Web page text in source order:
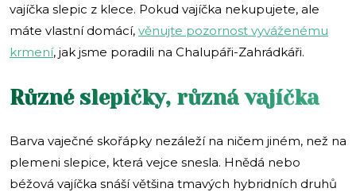
vajíčka slepic z klece. Pokud vajíčka nekupujete, ale
máte vlastní domácí, věnujte pozornost vyváženému
krmení, jak jsme poradili na Chalupáři-Zahrádkáři.
Různé slepičky, různá vajíčka
Barva vaječné skořápky nezáleží na ničem jiném, než na
plemeni slepice, která vejce snesla. Hnědá nebo
béžová vajíčka snáší většina tmavých hybridních druhů